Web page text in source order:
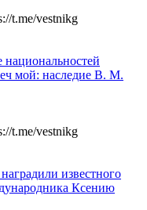
t.me/vestnikg
мой: наследие В. М.
t.me/vestnikg
известного
Ксению